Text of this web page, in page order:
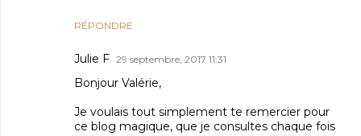
RÉPONDRE
Julie F 29 septembre, 2017 11:31
Bonjour Valérie,
Je voulais tout simplement te remercier pour
ce blog magique, que je consultes chaque fois